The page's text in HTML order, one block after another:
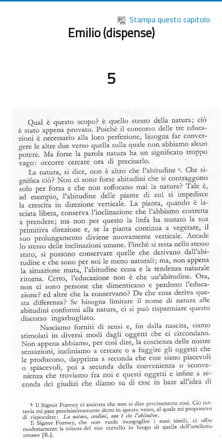
Vai al contenuto principale
Stampa questo capitolo
Emilio (dispense)
5